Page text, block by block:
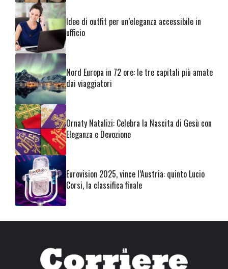
Idee di outfit per un’eleganza accessibile in
ufficio
Nord Europa in 72 ore: le tre capitali più amate
dai viaggiatori
Ornaty Natalizi: Celebra la Nascita di Gesù con
Eleganza e Devozione
Eurovision 2025, vince l’Austria: quinto Lucio
Corsi, la classifica finale